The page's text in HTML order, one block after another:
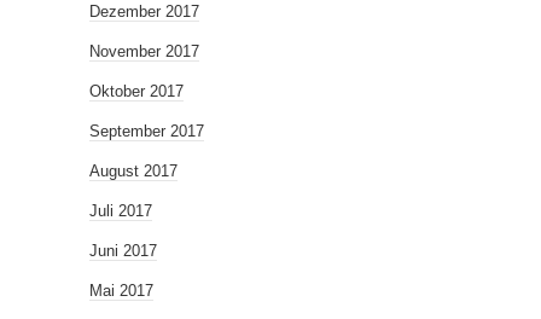
Dezember 2017
November 2017
Oktober 2017
September 2017
August 2017
Juli 2017
Juni 2017
Mai 2017